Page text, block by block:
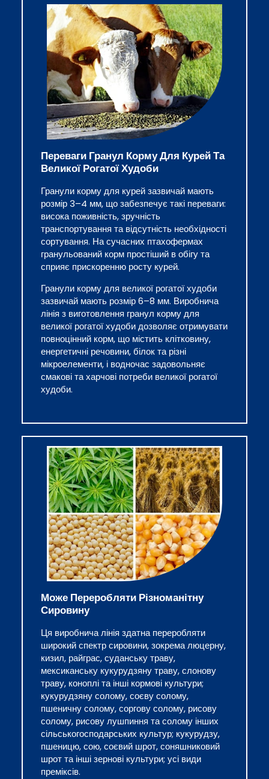
Переваги Гранул Корму Для Курей Та
Великої Рогатої Худоби
Гранули корму для курей зазвичай мають
розмір 3–4 мм, що забезпечує такі переваги:
висока поживність, зручність
транспортування та відсутність необхідності
сортування. На сучасних птахофермах
гранульований корм простіший в обігу та
сприяє прискоренню росту курей.
Гранули корму для великої рогатої худоби
зазвичай мають розмір 6–8 мм. Виробнича
лінія з виготовлення гранул корму для
великої рогатої худоби дозволяє отримувати
повноцінний корм, що містить клітковину,
енергетичні речовини, білок та різні
мікроелементи, і водночас задовольняє
смакові та харчові потреби великої рогатої
худоби.
Може Переробляти Різноманітну
Сировину
Ця виробнича лінія здатна переробляти
широкий спектр сировини, зокрема люцерну,
кизил, райграс, суданську траву,
мексиканську кукурудзяну траву, слонову
траву, коноплі та інші кормові культури;
кукурудзяну солому, соєву солому,
пшеничну солому, соргову солому, рисову
солому, рисову лушпиння та солому інших
сільськогосподарських культур; кукурудзу,
пшеницю, сою, соєвий шрот, соняшниковий
шрот та інші зернові культури; усі види
преміксів.